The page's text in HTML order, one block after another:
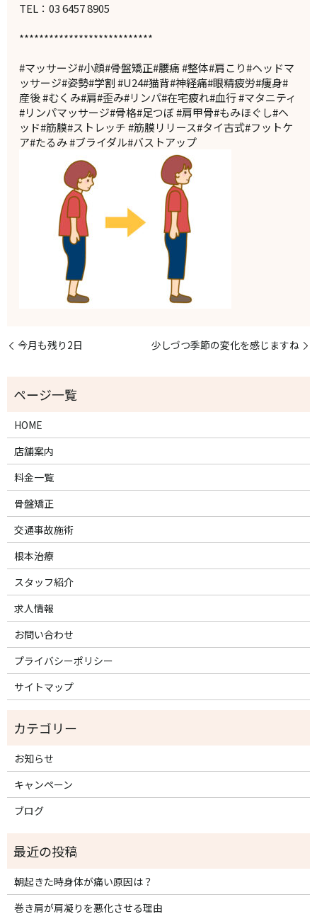
TEL：03 6457 8905
***************************
#マッサージ#小顔#骨盤矯正#腰痛 #整体#肩こり#ヘッドマ
ッサージ#姿勢#学割 #U24#猫背#神経痛#眼精疲労#痩身#
産後 #むくみ#肩#歪み#リンパ#在宅疲れ#血行 #マタニティ
#リンパマッサージ#骨格#足つぼ #肩甲骨#もみほぐし#ヘ
ッド#筋膜#ストレッチ #筋膜リリース#タイ古式#フットケ
ア#たるみ #ブライダル#バストアップ
今月も残り2日 少しづつ季節の変化を感じますね
HOME
店舗案内
料金一覧
骨盤矯正
交通事故施術
根本治療
スタッフ紹介
求人情報
お問い合わせ
プライバシーポリシー
サイトマップ
お知らせ
キャンペーン
ブログ
朝起きた時身体が痛い原因は？
巻き肩が肩凝りを悪化させる理由